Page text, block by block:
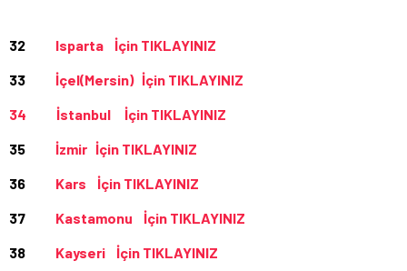
32 Isparta İçin TIKLAYINIZ
33 İçel(Mersin) İçin TIKLAYINIZ
34
İstanbul İçin TIKLAYINIZ
35 İzmir İçin TIKLAYINIZ
36 Kars İçin TIKLAYINIZ
37 Kastamonu İçin TIKLAYINIZ
38 Kayseri İçin TIKLAYINIZ